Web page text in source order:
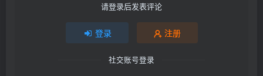
请登录后发表评论
登录 注册
社交账号登录